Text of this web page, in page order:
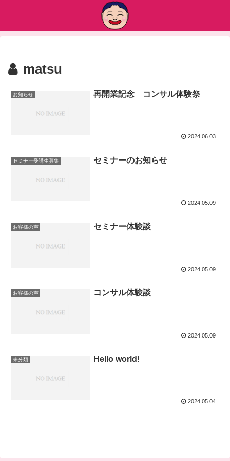
matsu
お知らせ 再開業記念 コンサル体験祭
2024.06.03
セミナー受講生募集 セミナーのお知らせ
2024.05.09
お客様の声 セミナー体験談
2024.05.09
お客様の声 コンサル体験談
2024.05.09
未分類 Hello world!
2024.05.04